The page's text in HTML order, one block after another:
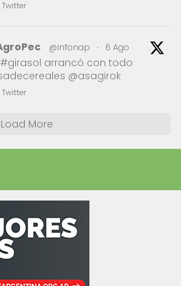
Twitter
@infonap · 6 Ago
arrancó con todo
@asagirok
Twitter
Load More